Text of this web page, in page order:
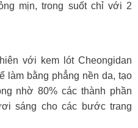
mịn, trong suốt chỉ với 2
với kem lót Cheongidan
làm bằng phẳng nền da, tạo
nhờ 80% các thành phần
sáng cho các bước trang